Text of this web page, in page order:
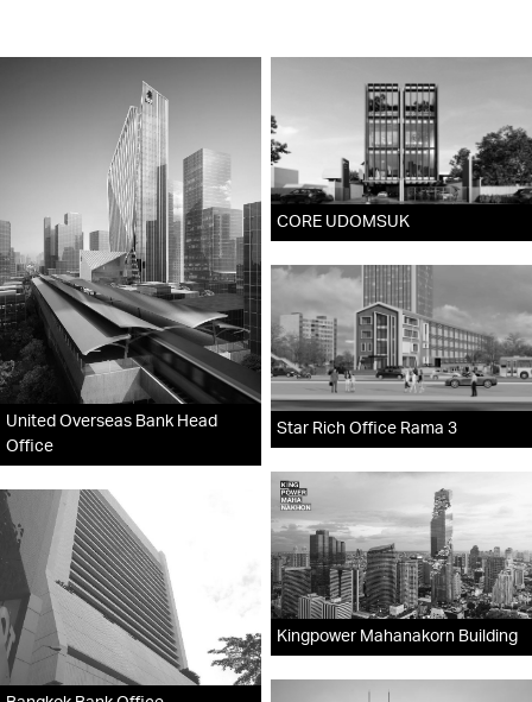
United Overseas Bank Head
Office
CORE UDOMSUK
Star Rich Office Rama 3
Kingpower Mahanakorn Building